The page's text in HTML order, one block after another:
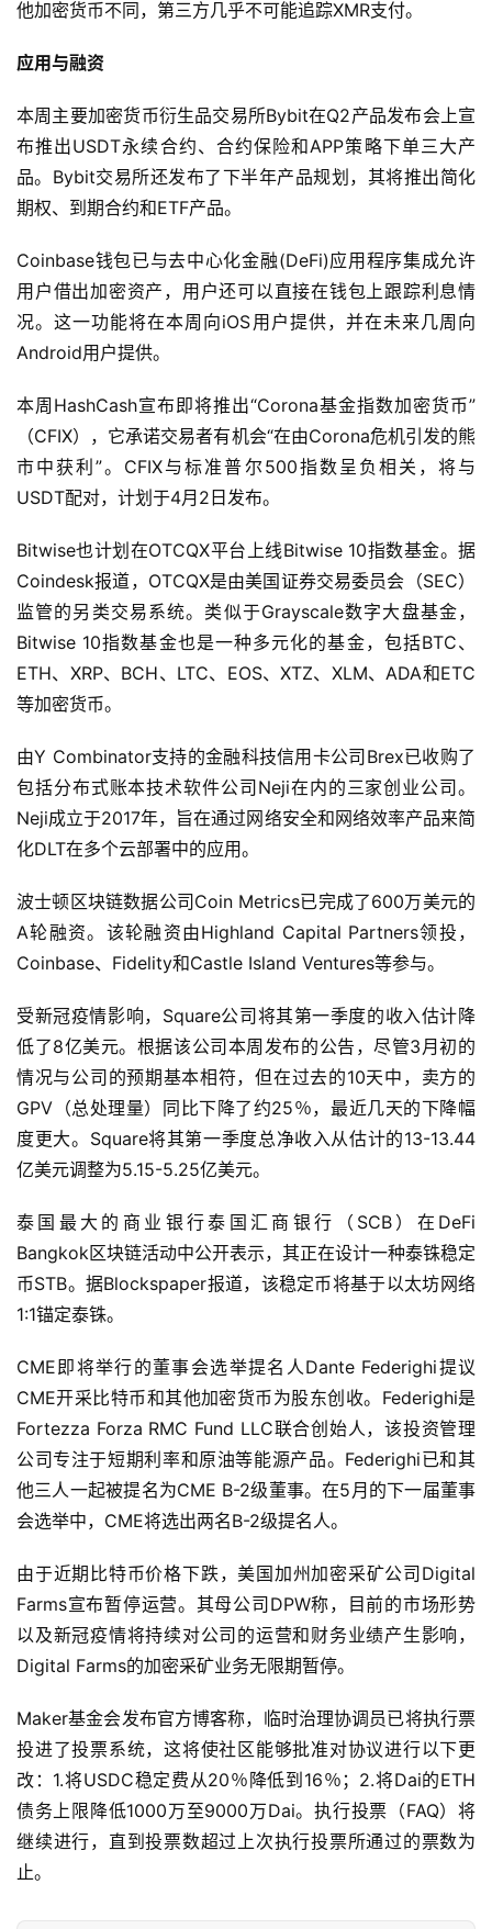
他加密货币不同，第三方几乎不可能追踪XMR支付。
应用与融资
本周主要加密货币衍生品交易所Bybit在Q2产品发布会上宣
布推出USDT永续合约、合约保险和APP策略下单三大产
品。Bybit交易所还发布了下半年产品规划，其将推出简化
期权、到期合约和ETF产品。
Coinbase钱包已与去中心化金融(DeFi)应用程序集成允许
用户借出加密资产，用户还可以直接在钱包上跟踪利息情
况。这一功能将在本周向iOS用户提供，并在未来几周向
Android用户提供。
本周HashCash宣布即将推出“Corona基金指数加密货币”
（CFIX），它承诺交易者有机会“在由Corona危机引发的熊
市中获利”。CFIX与标准普尔500指数呈负相关，将与
USDT配对，计划于4月2日发布。
Bitwise也计划在OTCQX平台上线Bitwise 10指数基金。据
Coindesk报道，OTCQX是由美国证券交易委员会（SEC）
监管的另类交易系统。类似于Grayscale数字大盘基金，
Bitwise 10指数基金也是一种多元化的基金，包括BTC、
ETH、XRP、BCH、LTC、EOS、XTZ、XLM、ADA和ETC
等加密货币。
由Y Combinator支持的金融科技信用卡公司Brex已收购了
包括分布式账本技术软件公司Neji在内的三家创业公司。
Neji成立于2017年，旨在通过网络安全和网络效率产品来简
化DLT在多个云部署中的应用。
波士顿区块链数据公司Coin Metrics已完成了600万美元的
A轮融资。该轮融资由Highland Capital Partners领投，
Coinbase、Fidelity和Castle Island Ventures等参与。
受新冠疫情影响，Square公司将其第一季度的收入估计降
低了8亿美元。根据该公司本周发布的公告，尽管3月初的
情况与公司的预期基本相符，但在过去的10天中，卖方的
GPV（总处理量）同比下降了约25％，最近几天的下降幅
度更大。Square将其第一季度总净收入从估计的13-13.44
亿美元调整为5.15-5.25亿美元。
泰国最大的商业银行泰国汇商银行（SCB）在DeFi
Bangkok区块链活动中公开表示，其正在设计一种泰铢稳定
币STB。据Blockspaper报道，该稳定币将基于以太坊网络
1:1锚定泰铢。
CME即将举行的董事会选举提名人Dante Federighi提议
CME开采比特币和其他加密货币为股东创收。Federighi是
Fortezza Forza RMC Fund LLC联合创始人，该投资管理
公司专注于短期利率和原油等能源产品。Federighi已和其
他三人一起被提名为CME B-2级董事。在5月的下一届董事
会选举中，CME将选出两名B-2级提名人。
由于近期比特币价格下跌，美国加州加密采矿公司Digital
Farms宣布暂停运营。其母公司DPW称，目前的市场形势
以及新冠疫情将持续对公司的运营和财务业绩产生影响，
Digital Farms的加密采矿业务无限期暂停。
Maker基金会发布官方博客称，临时治理协调员已将执行票
投进了投票系统，这将使社区能够批准对协议进行以下更
改：1.将USDC稳定费从20％降低到16％；2.将Dai的ETH
债务上限降低1000万至9000万Dai。执行投票（FAQ）将
继续进行，直到投票数超过上次执行投票所通过的票数为
止。